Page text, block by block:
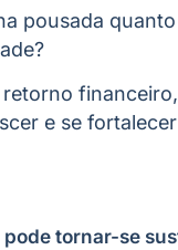
pousada
e se
tornar-se